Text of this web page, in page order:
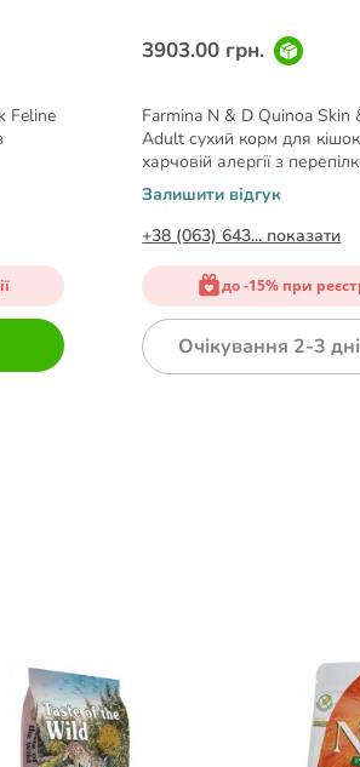
Feline
3903.00 грн.
Farmina N & D Quinoa Skin
Adult сухий корм для
харчовій алергії з
5 кг
Залишити відгук
+38 (063) 643... показати
до -15% при
Очікування 2-3 дні